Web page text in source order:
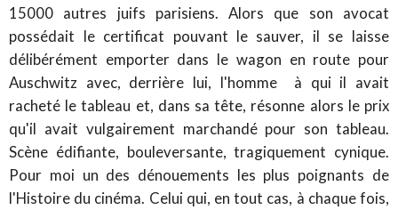
15000 autres juifs parisiens. Alors que son avocat
possédait le certificat pouvant le sauver, il se laisse
délibérément emporter dans le wagon en route pour
Auschwitz avec, derrière lui, l'homme à qui il avait
racheté le tableau et, dans sa tête, résonne alors le prix
qu'il avait vulgairement marchandé pour son tableau.
Scène édifiante, bouleversante, tragiquement cynique.
Pour moi un des dénouements les plus poignants de
l'Histoire du cinéma. Celui qui, en tout cas, à chaque fois,